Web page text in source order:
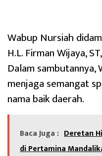
Wabup Nursiah
H.L. Firman Wijaya,
Dalam
menjaga semangat
nama baik daerah.
Baca Juga : Deretan
di Pertamina